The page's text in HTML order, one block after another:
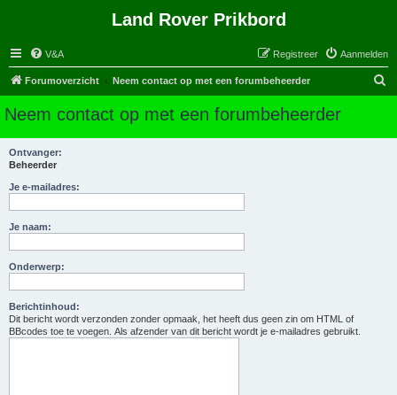
Land Rover Prikbord
V&A Aanmelden
Registreer
Forumoverzicht Neem contact op met een forumbeheerder
Neem contact op met een forumbeheerder
Ontvanger:
Beheerder
Je e-mailadres:
Je naam:
Onderwerp:
Berichtinhoud:
Dit bericht wordt verzonden zonder opmaak, het heeft dus geen zin om HTML of
BBcodes toe te voegen. Als afzender van dit bericht wordt je e-mailadres gebruikt.